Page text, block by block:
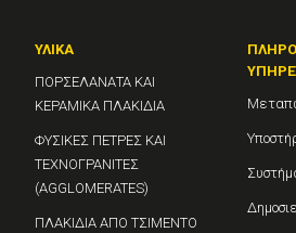
ΥΛΙΚΆ
ΠΟΡΣΕΛΑΝΑΤΑ ΚΑΙ
ΚΕΡΑΜΙΚΑ ΠΛΑΚΙΔΙΑ
ΦΥΣΙΚΕΣ ΠΕΤΡΕΣ ΚΑΙ
ΤΕΧΝΟΓΡΑΝΙΤΕΣ
(AGGLOMERATES)
ΠΛΑΚΙΔΙΑ ΑΠΟ ΤΣΙΜΕΝΤΟ